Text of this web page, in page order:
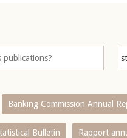
Banking Commission Annual
Bulletin Rapport